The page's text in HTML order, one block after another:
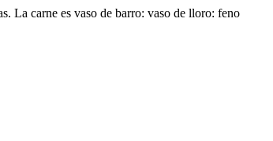
La carne es vaso de barro: vaso de lloro: feno